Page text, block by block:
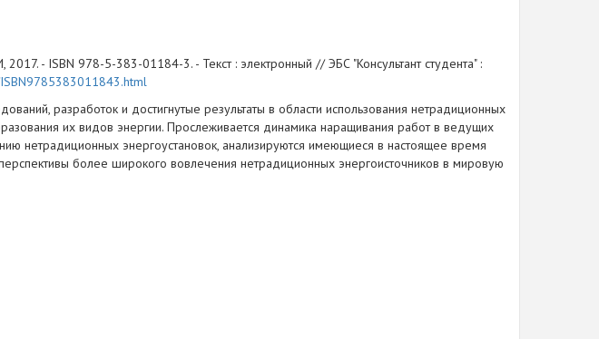
- ISBN 978-5-383-01184-3. - Текст : электронный // ЭБС "Консультант студента" :
разработок и достигнутые результаты в области использования нетрадиционных
их видов энергии. Прослеживается динамика наращивания работ в ведущих
нетрадиционных энергоустановок, анализируются имеющиеся в настоящее время
более широкого вовлечения нетрадиционных энергоисточников в мировую